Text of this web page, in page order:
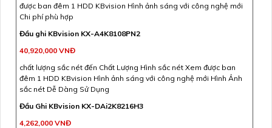
được ban đêm 1 HDD KBvision Hình ảnh sáng với công nghệ mới
Chi phí phù hợp
Đầu ghi KBvision KX-A4K8108PN2
40,920,000 VNĐ
chất lượng sắc nét đến Chất Lượng Hình sắc nét Xem được ban
đêm 1 HDD KBvision Hình ảnh sáng với công nghệ mới Hình Ảnh
sắc nét Dễ Dàng Sử Dụng
Đầu Ghi KBvision KX-DAi2K8216H3
4,262,000 VNĐ